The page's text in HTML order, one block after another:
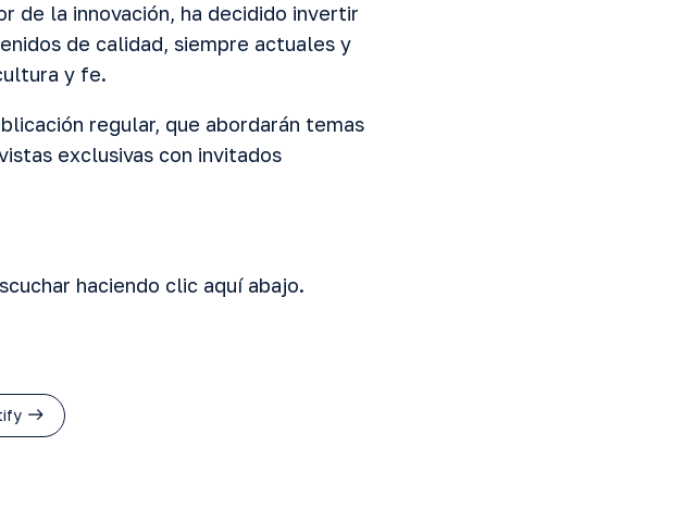
de la innovación, ha decidido invertir
de calidad, siempre actuales y
y fe.
regular, que abordarán temas
exclusivas con invitados
haciendo clic aquí abajo.